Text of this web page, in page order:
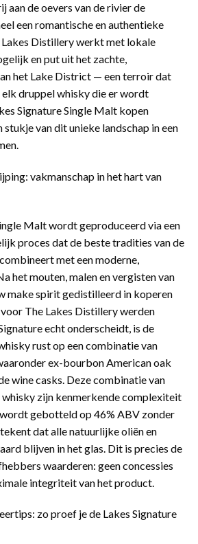
aan de oevers van de rivier de
een romantische en authentieke
Distillery werkt met lokale
en put uit het zachte,
het Lake District — een terroir dat
druppel whisky die er wordt
Signature Single Malt kopen
van dit unieke landschap in een
vakmanschap in het hart van
Malt wordt geproduceerd via een
proces dat de beste tradities van de
met een moderne,
het mouten, malen en vergisten van
make spirit gedistilleerd in koperen
The Lakes Distillery werden
echt onderscheidt, is de
rust op een combinatie van
ex-bourbon American oak
wine casks. Deze combinatie van
zijn kenmerkende complexiteit
gebotteld op 46% ABV zonder
dat alle natuurlijke oliën en
blijven in het glas. Dit is precies de
waarderen: geen concessies
integriteit van het product.
zo proef je de Lakes Signature